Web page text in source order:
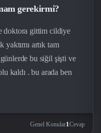
gerekirmi?
doktora gittim cildiye
artık tam
bu siğil şişti ve
kaldı . bu arada ben
Genel Konular1Cevap